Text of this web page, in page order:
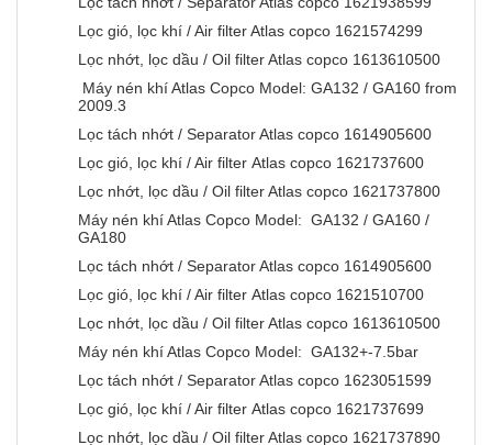
Lọc gió, lọc khí / Air filter Atlas copco 1621574299
Lọc nhớt, lọc dầu / Oil filter Atlas copco 1613610500
Máy nén khí Atlas Copco Model: GA132 / GA160 from
2009.3
Lọc tách nhớt / Separator Atlas copco 1614905600
Lọc gió, lọc khí / Air filter Atlas copco 1621737600
Lọc nhớt, lọc dầu / Oil filter Atlas copco 1621737800
Máy nén khí Atlas Copco Model: GA132 / GA160 /
GA180
Lọc tách nhớt / Separator Atlas copco 1614905600
Lọc gió, lọc khí / Air filter Atlas copco 1621510700
Lọc nhớt, lọc dầu / Oil filter Atlas copco 1613610500
Máy nén khí Atlas Copco Model: GA132+-7.5bar
Lọc tách nhớt / Separator Atlas copco 1623051599
Lọc gió, lọc khí / Air filter Atlas copco 1621737699
Lọc nhớt, lọc dầu / Oil filter Atlas copco 1621737890